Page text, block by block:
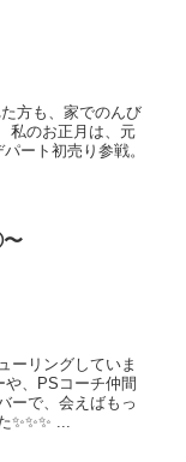
方も、家でのんび
のお正月は、元
ート初売り参戦。
ーリングしていま
や、PSコーチ仲間
ーで、会えばもっ
✨✨✨ ...